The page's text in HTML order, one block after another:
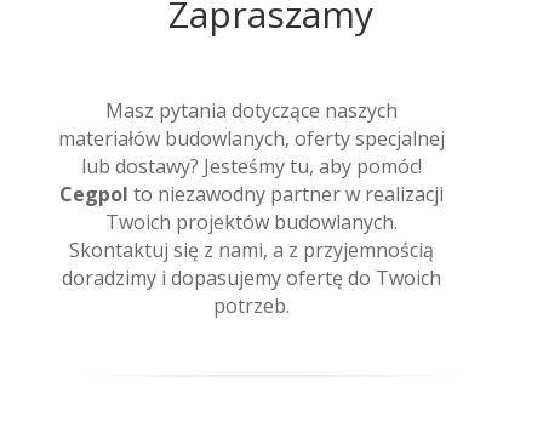
Zapraszamy
Masz pytania dotyczące naszych
materiałów budowlanych, oferty specjalnej
lub dostawy? Jesteśmy tu, aby pomóc!
Cegpol to niezawodny partner w realizacji
Twoich projektów budowlanych.
Skontaktuj się z nami, a z przyjemnością
doradzimy i dopasujemy ofertę do Twoich
potrzeb.